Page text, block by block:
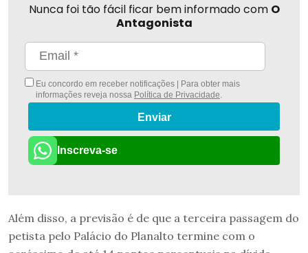
Nunca foi tão fácil ficar bem informado com O
Antagonista
Eu concordo em receber notificações | Para obter mais
informações reveja nossa Política de Privacidade.
Enviar
Inscreva-se
Além disso, a previsão é de que a terceira passagem do
petista pelo Palácio do Planalto termine com o